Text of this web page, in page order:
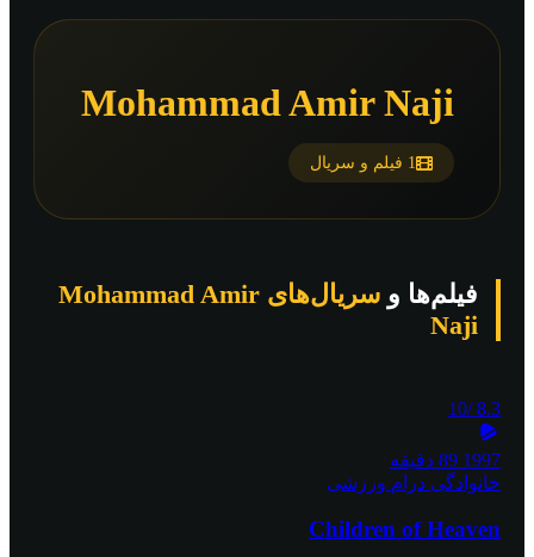
Mohammad Amir Naji
1 فیلم و سریال
فیلم‌ها و
سریال‌های Mohammad Amir
Naji
8.3
/10
1997 89 دقیقه
خانوادگی درام ورزشی
Children of Heaven